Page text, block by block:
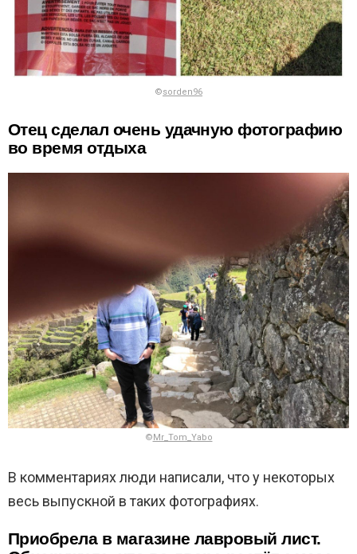
©sorden96
Отец сделал очень удачную фотографию
во время отдыха
©Mr_Tom_Yabo
В комментариях люди написали, что у некоторых
весь выпускной в таких фотографиях.
Приобрела в магазине лавровый лист.